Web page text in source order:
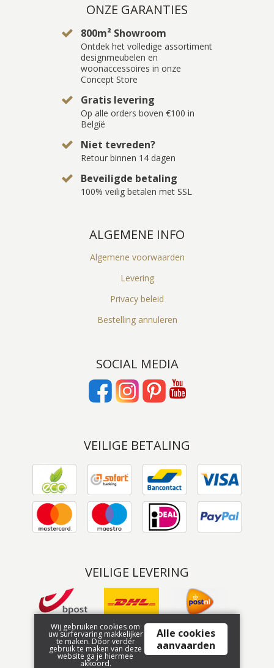
ONZE GARANTIES
800m² Showroom
Ontdek het volledige assortiment
designmeubelen en
woonaccessoires in onze
Concept Store
Gratis levering
Op alle orders boven €100 in
België
Niet tevreden?
Retour binnen 14 dagen
Beveiligde betaling
100% veilig betalen met SSL
ALGEMENE INFO
Algemene voorwaarden
Levering
Privacy beleid
Bestelling annuleren
SOCIAL MEDIA
VEILIGE BETALING
VEILIGE LEVERING
Wij gebruiken cookies om
uw surfervaring makkelijker
te maken. Door verder
gebruik te maken van deze
website ga je hiermee
akkoord.
Alle cookies
aanvaarden